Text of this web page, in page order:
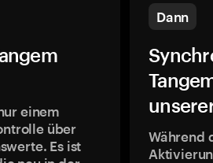
einem
über
Es ist
Dann
Während